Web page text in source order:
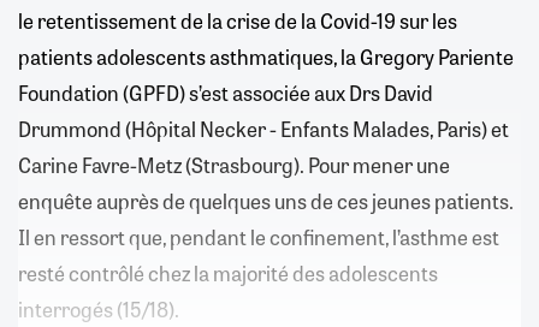
le retentissement de la crise de la Covid-19 sur les
patients adolescents asthmatiques, la Gregory Pariente
Foundation (GPFD) s’est associée aux Drs David
Drummond (Hôpital Necker - Enfants Malades, Paris) et
Carine Favre-Metz (Strasbourg). Pour mener une
enquête auprès de quelques uns de ces jeunes patients.
Il en ressort que, pendant le confinement, l’asthme est
resté contrôlé chez la majorité des adolescents
interrogés (15/18).